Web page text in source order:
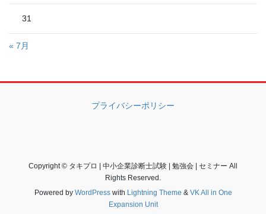
31
« 7月
プライバシーポリシー
Copyright © タキプロ | 中小企業診断士試験 | 勉強会 | セミナー All
Rights Reserved.
Powered by WordPresswith Lightning Theme & VK All in One
Expansion Unit